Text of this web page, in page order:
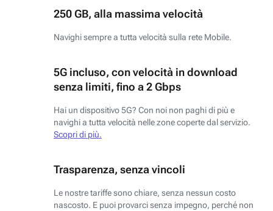
250 GB, alla massima velocità
Navighi sempre a tutta velocità sulla rete Mobile.
5G incluso, con velocità in download
senza limiti, fino a 2 Gbps
Hai un dispositivo 5G? Con noi non paghi di più e
navighi a tutta velocità nelle zone coperte dal servizio.
Scopri di più.
Trasparenza, senza vincoli
Le nostre tariffe sono chiare, senza nessun costo
nascosto. E puoi provarci senza impegno, perché non